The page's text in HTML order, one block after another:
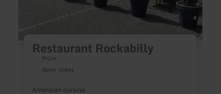
Restaurant Rockabilly
Prüm
Open today
American cuisine